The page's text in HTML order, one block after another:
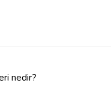
nedir?